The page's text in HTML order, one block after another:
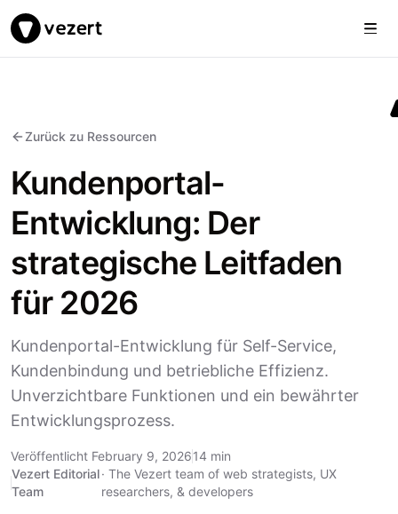
Vezert
Zurück zu Ressourcen
Kundenportal-
Entwicklung: Der
strategische Leitfaden
für 2026
Kundenportal-Entwicklung für Self-Service,
Kundenbindung und betriebliche Effizienz.
Unverzichtbare Funktionen und ein bewährter
Entwicklungsprozess.
Veröffentlicht February 9, 202614 min
Vezert Editorial
Team
·The Vezert team of web strategists, UX
researchers, & developers